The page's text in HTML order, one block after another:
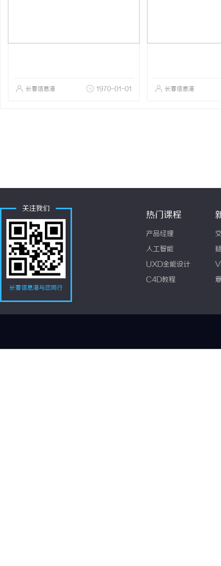
长春信息港 1970-01-01 长春信息港
关注我们
长春信息港与您同行
热门课程
产品经理
人工智能
UXD全能设计
C4D教程